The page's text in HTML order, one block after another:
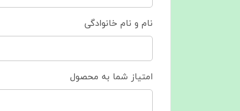
نام و نام خانوادگی
امتیاز شما به محصول